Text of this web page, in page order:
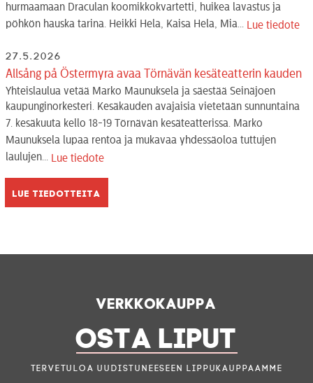
hurmaamaan Draculan koomikkokvartetti, huikea lavastus ja
pöhkön hauska tarina. Heikki Hela, Kaisa Hela, Mia... Lue tiedote
27.5.2026
Allsång på Östermyra avaa Törnävän kesäteatterin kauden
Yhteislaulua vetää Marko Maunuksela ja säestää Seinäjoen
kaupunginorkesteri. Kesäkauden avajaisia vietetään sunnuntaina
7. kesäkuuta kello 18-19 Törnävän kesäteatterissa. Marko
Maunuksela lupaa rentoa ja mukavaa yhdessäoloa tuttujen
laulujen... Lue tiedote
Lue tiedotteita
Verkkokauppa
OSTA LIPUT
Tervetuloa uudistuneeseen lippukauppaamme